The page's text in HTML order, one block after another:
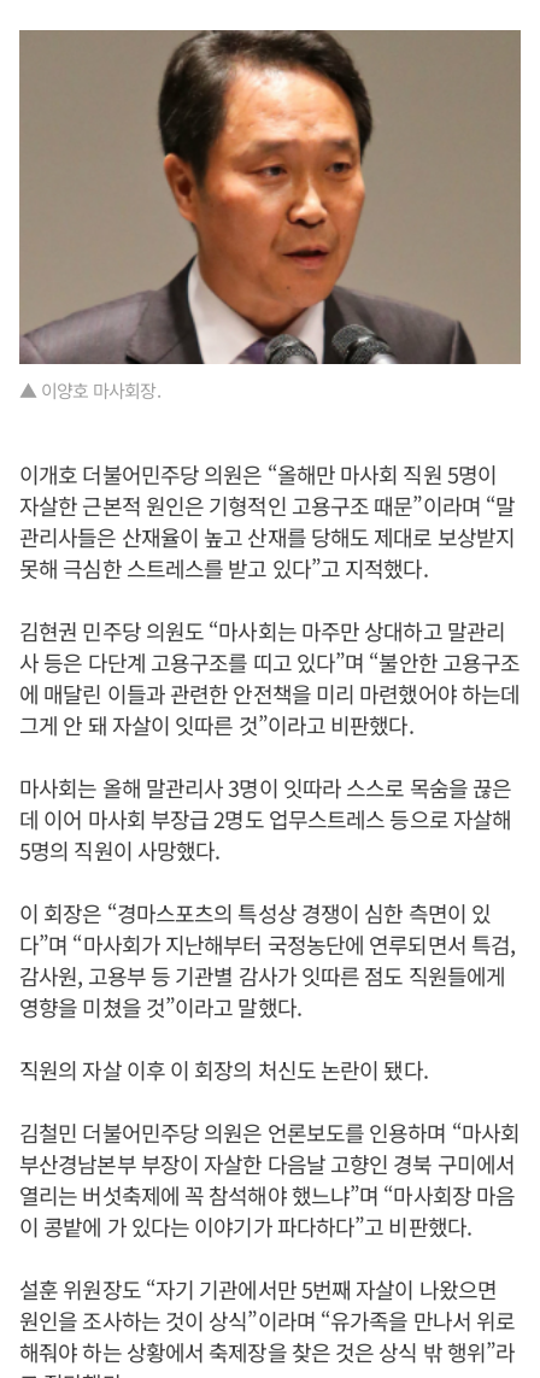
▲ 이양호 마사회장.
이개호 더불어민주당 의원은 “올해만 마사회 직원 5명이
자살한 근본적 원인은 기형적인 고용구조 때문”이라며 “말
관리사들은 산재율이 높고 산재를 당해도 제대로 보상받지
못해 극심한 스트레스를 받고 있다”고 지적했다.
김현권 민주당 의원도 “마사회는 마주만 상대하고 말관리
사 등은 다단계 고용구조를 띠고 있다”며 “불안한 고용구조
에 매달린 이들과 관련한 안전책을 미리 마련했어야 하는데
그게 안 돼 자살이 잇따른 것”이라고 비판했다.
마사회는 올해 말관리사 3명이 잇따라 스스로 목숨을 끊은
데 이어 마사회 부장급 2명도 업무스트레스 등으로 자살해
5명의 직원이 사망했다.
이 회장은 “경마스포츠의 특성상 경쟁이 심한 측면이 있
다”며 “마사회가 지난해부터 국정농단에 연루되면서 특검,
감사원, 고용부 등 기관별 감사가 잇따른 점도 직원들에게
영향을 미쳤을 것”이라고 말했다.
직원의 자살 이후 이 회장의 처신도 논란이 됐다.
김철민 더불어민주당 의원은 언론보도를 인용하며 “마사회
부산경남본부 부장이 자살한 다음날 고향인 경북 구미에서
열리는 버섯축제에 꼭 참석해야 했느냐”며 “마사회장 마음
이 콩밭에 가 있다는 이야기가 파다하다”고 비판했다.
설훈 위원장도 “자기 기관에서만 5번째 자살이 나왔으면
원인을 조사하는 것이 상식”이라며 “유가족을 만나서 위로
해줘야 하는 상황에서 축제장을 찾은 것은 상식 밖 행위”라